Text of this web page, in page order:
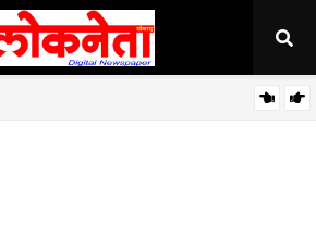
अहिल्यानगर राज्यात सर्वाधिक थंड..!